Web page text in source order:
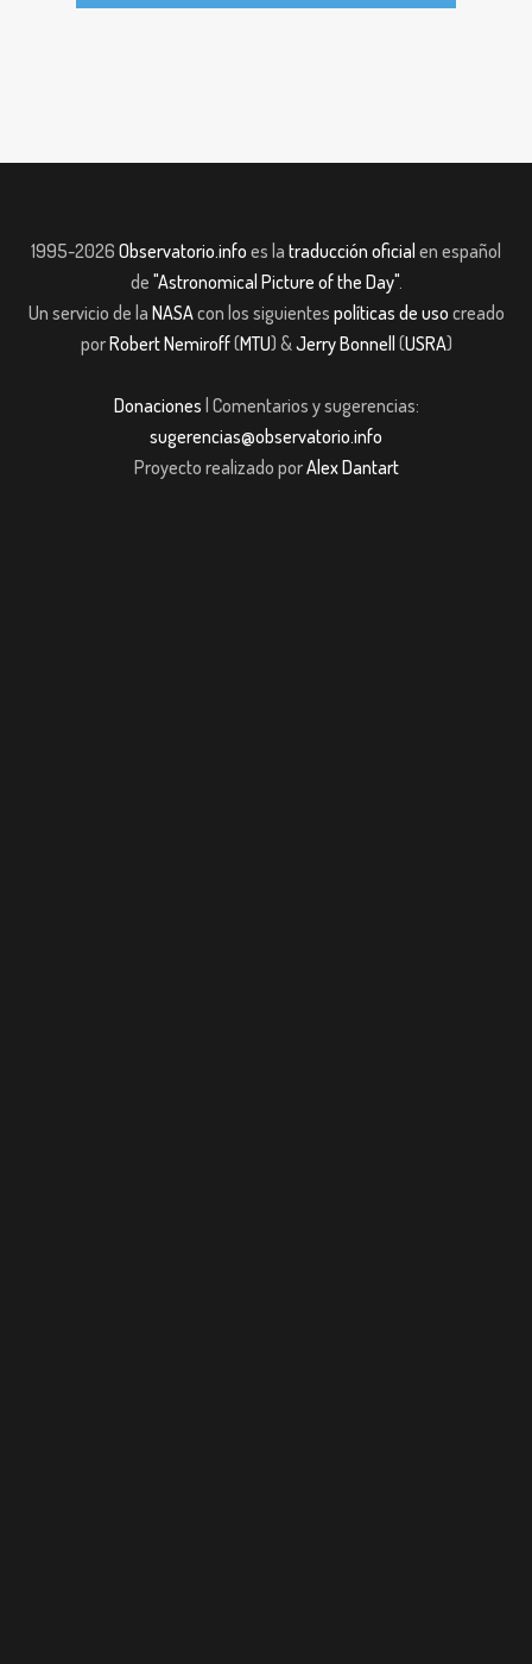
1995-2026 Observatorio.info es la traducción oficial en español
de "Astronomical Picture of the Day".
Un servicio de la NASAcon los siguientes políticas de uso creado
porRobert Nemiroff(MTU) &Jerry Bonnell (USRA)
Donaciones | Comentarios y sugerencias:
sugerencias@observatorio.info
Proyecto realizado porAlex Dantart